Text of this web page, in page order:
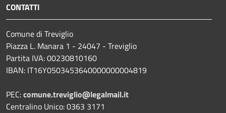
CONTATTI
Comune di Treviglio
Piazza L. Manara 1 - 24047 - Treviglio
Partita IVA: 00230810160
IBAN: IT16Y0503453640000000004819
PEC:comune.treviglio@legalmail.it
Centralino Unico: 0363 3171